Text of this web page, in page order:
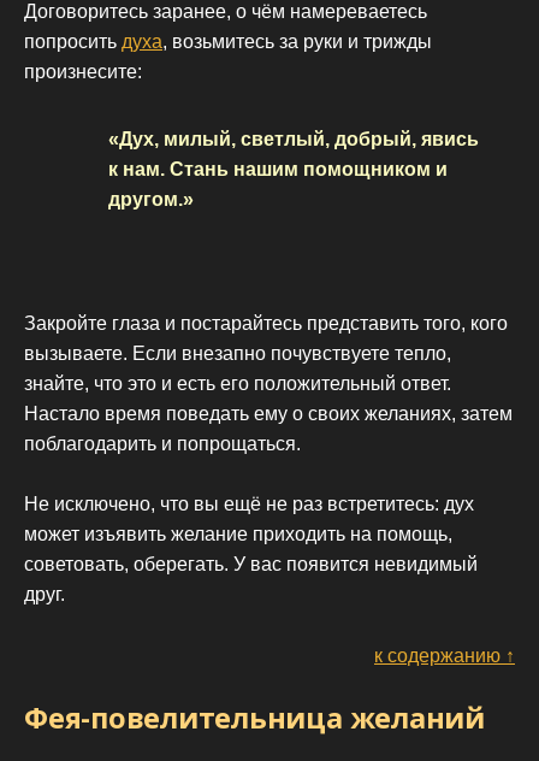
Договоритесь заранее, о чём намереваетесь
попросить духа, возьмитесь за руки и трижды
произнесите:
«Дух, милый, светлый, добрый, явись
к нам. Стань нашим помощником и
другом.»
Закройте глаза и постарайтесь представить того, кого
вызываете. Если внезапно почувствуете тепло,
знайте, что это и есть его положительный ответ.
Настало время поведать ему о своих желаниях, затем
поблагодарить и попрощаться.
Не исключено, что вы ещё не раз встретитесь: дух
может изъявить желание приходить на помощь,
советовать, оберегать. У вас появится невидимый
друг.
к содержанию ↑
Фея-повелительница желаний